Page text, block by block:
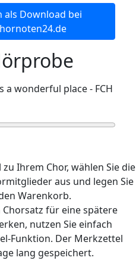
als Download bei
a wonderful place - FCH
Ihrem Chor, wählen Sie die
aus und legen Sie
Warenkorb.
Chorsatz für eine spätere
nutzen Sie einfach
Funktion. Der Merkzettel
lang gespeichert.